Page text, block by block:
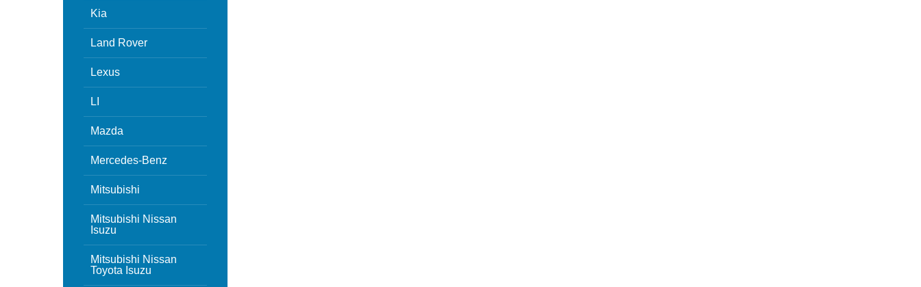
Kia
Land Rover
Lexus
LI
Mazda
Mercedes-Benz
Mitsubishi
Mitsubishi Nissan
Isuzu
Mitsubishi Nissan
Toyota Isuzu